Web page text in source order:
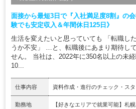
面接から最短3日で『入社満足度8割』の
験でも安定収入＆年間休日125日》
生活を変えたいと思っていても 「転職し
うか不安」 …と、転職後にあまり期待し
せん。 当社は、2022年に350名以上の未
10...
仕事内容 資料作成・進行のチェック・ス
勤務地
【好きなエリアで就業可能】札